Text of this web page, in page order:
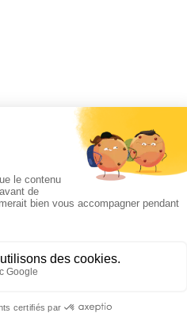
Comment ça marche ?
Dans un Centre Gardetout
Pour un Container Livré chez Vous